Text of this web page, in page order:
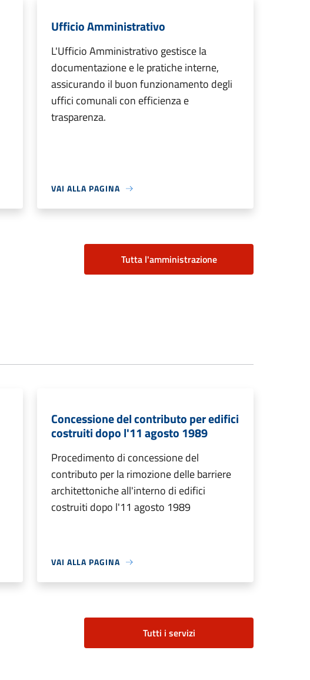
Ufficio Amministrativo
L'Ufficio Amministrativo gestisce la
documentazione e le pratiche interne,
assicurando il buon funzionamento degli
uffici comunali con efficienza e
trasparenza.
VAI ALLA PAGINA
Tutta l'amministrazione
Concessione del contributo per edifici
costruiti dopo l'11 agosto 1989
Procedimento di concessione del
contributo per la rimozione delle barriere
architettoniche all'interno di edifici
costruiti dopo l'11 agosto 1989
VAI ALLA PAGINA
Tutti i servizi